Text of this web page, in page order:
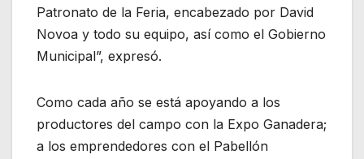
Patronato de la Feria, encabezado por David
Novoa y todo su equipo, así como el Gobierno
Municipal”, expresó.
Como cada año se está apoyando a los
productores del campo con la Expo Ganadera;
a los emprendedores con el Pabellón